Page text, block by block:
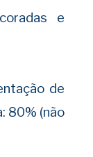
e
de
80% (não